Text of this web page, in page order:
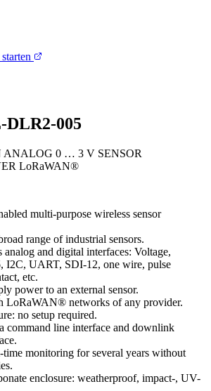
DLR2-005
ANALOG 0 … 3 V SENSOR
LoRaWAN®
multi-purpose wireless sensor
range of industrial sensors.
analog and digital interfaces: Voltage,
I2C, UART, SDI-12, one wire, pulse
etc.
power to an external sensor.
LoRaWAN® networks of any provider.
no setup required.
command line interface and downlink
time monitoring for several years without
enclosure: weatherproof, impact-, UV-